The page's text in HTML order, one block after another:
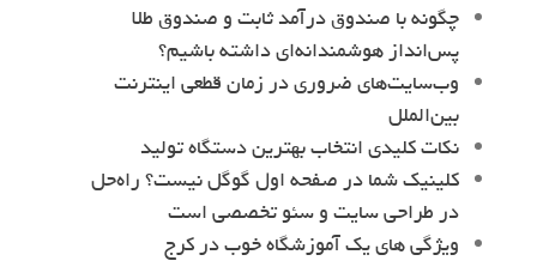
چگونه با صندوق درآمد ثابت و صندوق طلا
پس‌انداز هوشمندانه‌ای داشته باشیم؟
وب‌سایت‌های ضروری در زمان قطعی اینترنت
بین‌الملل
نکات کلیدی انتخاب بهترین دستگاه تولید
کلینیک شما در صفحه اول گوگل نیست؟ راه‌حل
در طراحی سایت و سئو تخصصی است
ویژگی های یک آموزشگاه خوب در کرج